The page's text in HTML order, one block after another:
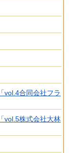
vol.4合同会社フラ
vol.5株式会社大林